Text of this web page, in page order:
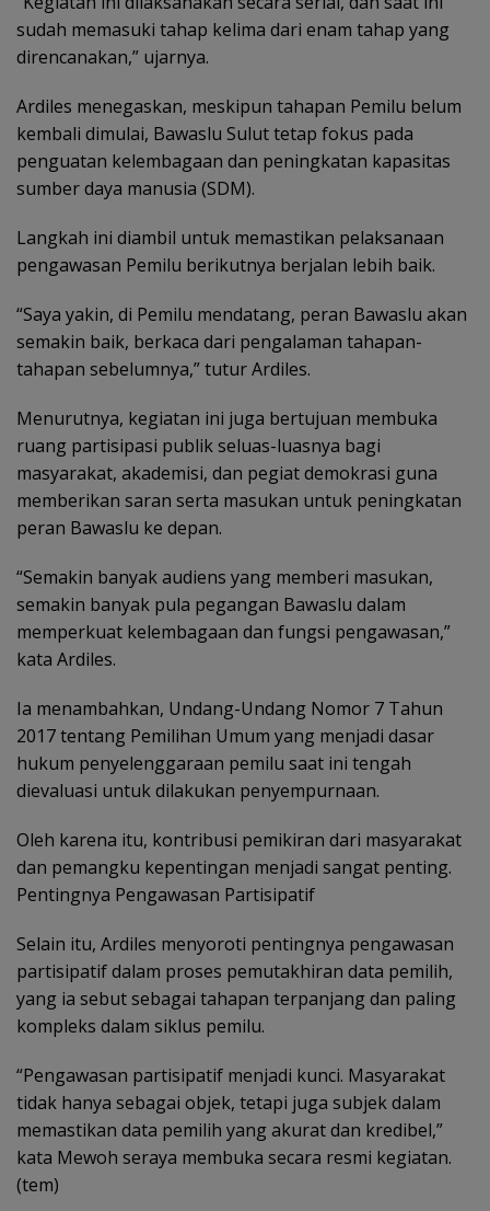
sudah memasuki tahap kelima dari enam tahap yang
direncanakan,” ujarnya.
Ardiles menegaskan, meskipun tahapan Pemilu belum
kembali dimulai, Bawaslu Sulut tetap fokus pada
penguatan kelembagaan dan peningkatan kapasitas
sumber daya manusia (SDM).
Langkah ini diambil untuk memastikan pelaksanaan
pengawasan Pemilu berikutnya berjalan lebih baik.
“Saya yakin, di Pemilu mendatang, peran Bawaslu akan
semakin baik, berkaca dari pengalaman tahapan-
tahapan sebelumnya,” tutur Ardiles.
Menurutnya, kegiatan ini juga bertujuan membuka
ruang partisipasi publik seluas-luasnya bagi
masyarakat, akademisi, dan pegiat demokrasi guna
memberikan saran serta masukan untuk peningkatan
peran Bawaslu ke depan.
“Semakin banyak audiens yang memberi masukan,
semakin banyak pula pegangan Bawaslu dalam
memperkuat kelembagaan dan fungsi pengawasan,”
kata Ardiles.
Ia menambahkan, Undang-Undang Nomor 7 Tahun
2017 tentang Pemilihan Umum yang menjadi dasar
hukum penyelenggaraan pemilu saat ini tengah
dievaluasi untuk dilakukan penyempurnaan.
Oleh karena itu, kontribusi pemikiran dari masyarakat
dan pemangku kepentingan menjadi sangat penting.
Pentingnya Pengawasan Partisipatif
Selain itu, Ardiles menyoroti pentingnya pengawasan
partisipatif dalam proses pemutakhiran data pemilih,
yang ia sebut sebagai tahapan terpanjang dan paling
kompleks dalam siklus pemilu.
“Pengawasan partisipatif menjadi kunci. Masyarakat
tidak hanya sebagai objek, tetapi juga subjek dalam
memastikan data pemilih yang akurat dan kredibel,”
kata Mewoh seraya membuka secara resmi kegiatan.
(tem)